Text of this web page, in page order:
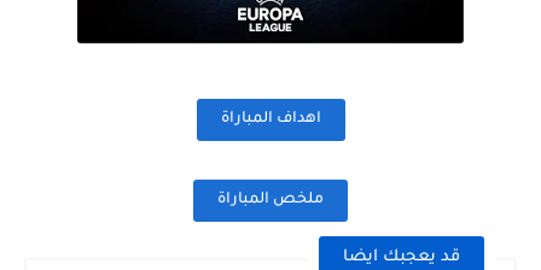
اهداف المباراة
ملخص المباراة
قد يعجبك ايضا